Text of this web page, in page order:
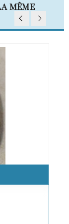
MÊME